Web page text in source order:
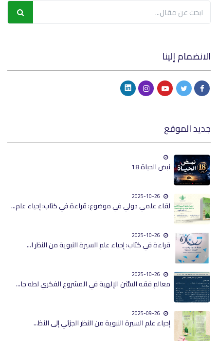
الانضمام إلينا
جديد الموقع
نبض الحياة 18
لقاء علمي دولي في موضوع: قراءة في كتاب: إحياء علم...
قراءة في كتاب: إحياء علم السيرة النبوية من النظر ا...
معالم فقه السُّنن الإلهية في المشروع الفكري لطه جا...
إحياء علم السيرة النبوية من النظر الجزئي إلى النظ...